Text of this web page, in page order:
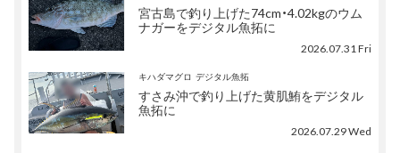
宮古島で釣り上げた74cm・4.02kgのウム
ナガーをデジタル魚拓に
2026.07.31 Fri
キハダマグロ デジタル魚拓
すさみ沖で釣り上げた黄肌鮪をデジタル
魚拓に
2026.07.29 Wed